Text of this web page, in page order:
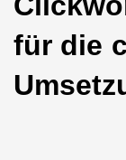
für die